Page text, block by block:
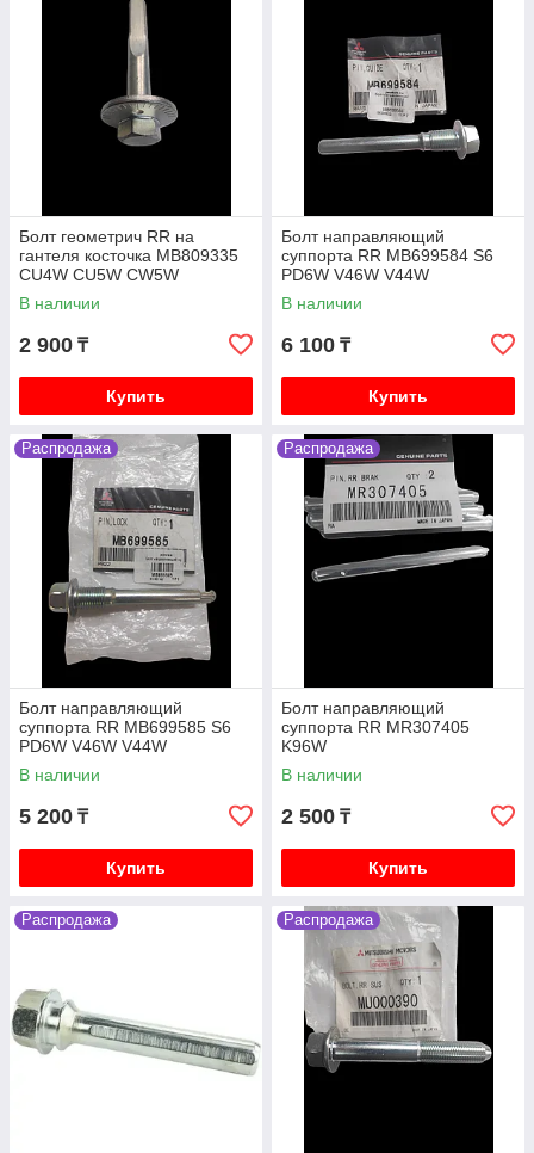
Болт геометрич RR на
гантеля косточка MB809335
CU4W CU5W CW5W
В наличии
2 900 ₸
Купить
Болт направляющий
суппорта RR MB699584 S6
PD6W V46W V44W
В наличии
6 100 ₸
Купить
Распродажа
Болт направляющий
суппорта RR MB699585 S6
PD6W V46W V44W
В наличии
5 200 ₸
Купить
Распродажа
Болт направляющий
суппорта RR MR307405
K96W
В наличии
2 500 ₸
Купить
Распродажа Распродажа